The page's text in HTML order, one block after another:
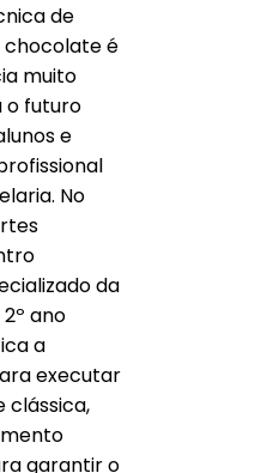
de
é
muito
futuro
e
No
da
2º ano
a
executar
clássica,
garantir o